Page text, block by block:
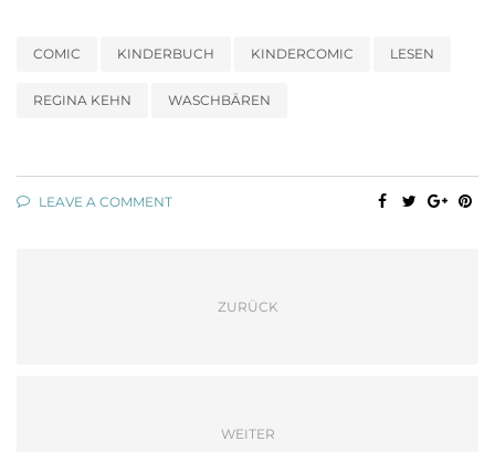
COMIC KINDERBUCH KINDERCOMIC LESEN
REGINA KEHN WASCHBÄREN
LEAVE A COMMENT
ZURÜCK
WEITER